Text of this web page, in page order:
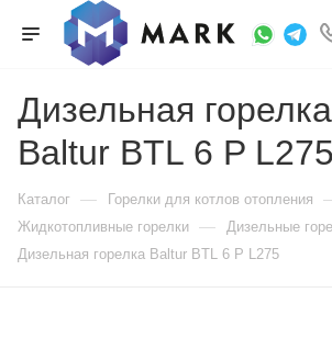
Дизельная горелка
Baltur BTL 6 P L275
Каталог — Горелки для котлов отопления
Жидкотопливные горелки — Дизельные
Дизельная горелка Baltur BTL 6 P L275